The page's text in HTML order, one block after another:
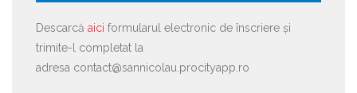
Descarcă aici formularul electronic de înscriere și
trimite-l completat la
adresa contact@sannicolau.procityapp.ro